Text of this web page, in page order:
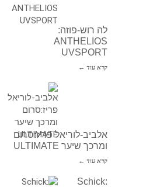
לה רוש-פוזה:
ANTHELIOS
UVSPORT
קרא עוד ←
אלביב-לוריאל פריז:סרום
ומרכך שיער ULTIMATE
קרא עוד ←
Schick: